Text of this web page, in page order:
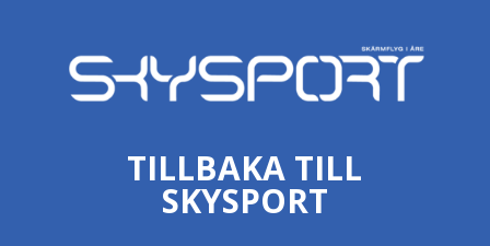
TILLBAKA TILL
SKYSPORT